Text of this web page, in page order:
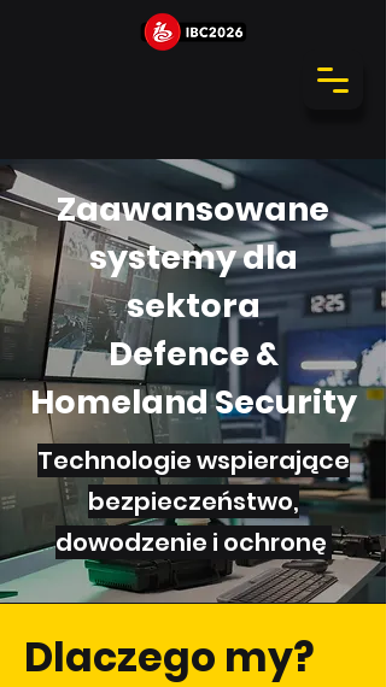
Zaawansowane
systemy dla
sektora
Defence &
Homeland Security
Technologie wspierające
bezpieczeństwo,
dowodzenie i ochronę
Dlaczego my?